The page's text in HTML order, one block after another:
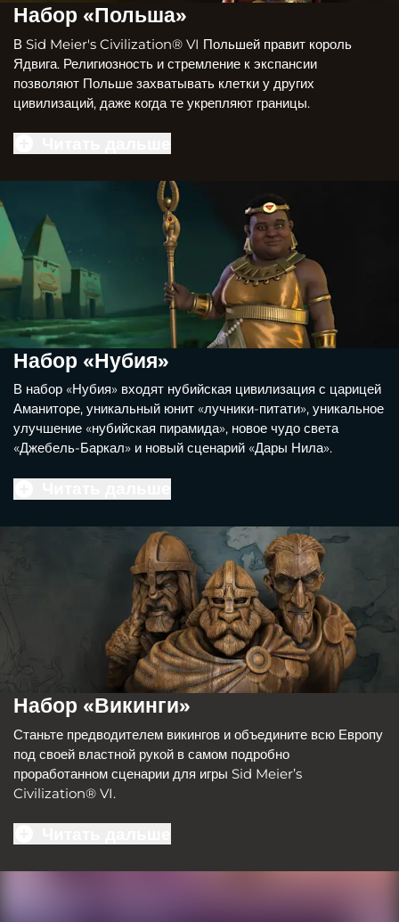
Набор «Польша»
В Sid Meier's Civilization® VI Польшей правит король
Ядвига. Религиозность и стремление к экспансии
позволяют Польше захватывать клетки у других
цивилизаций, даже когда те укрепляют границы.
Набор «Нубия»
В набор «Нубия» входят нубийская цивилизация с царицей
Аманиторе, уникальный юнит «лучники-питати», уникальное
улучшение «нубийская пирамида», новое чудо света
«Джебель-Баркал» и новый сценарий «Дары Нила».
Набор «Викинги»
Станьте предводителем викингов и объедините всю Европу
под своей властной рукой в самом подробно
проработанном сценарии для игры Sid Meier’s
Civilization® VI.